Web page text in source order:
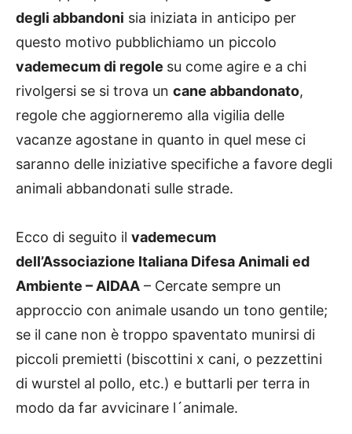
degli abbandoni sia iniziata in anticipo per
questo motivo pubblichiamo un piccolo
vademecum di regole su come agire e a chi
rivolgersi se si trova un cane abbandonato,
regole che aggiorneremo alla vigilia delle
vacanze agostane in quanto in quel mese ci
saranno delle iniziative specifiche a favore degli
animali abbandonati sulle strade.
Ecco di seguito il vademecum
dell’Associazione Italiana Difesa Animali ed
Ambiente – AIDAA – Cercate sempre un
approccio con animale usando un tono gentile;
se il cane non è troppo spaventato munirsi di
piccoli premietti (biscottini x cani, o pezzettini
di wurstel al pollo, etc.) e buttarli per terra in
modo da far avvicinare l´animale.